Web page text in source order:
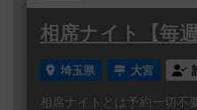
相席ナイト【毎
埼玉県 大宮
相席ナイトとは予約一切不